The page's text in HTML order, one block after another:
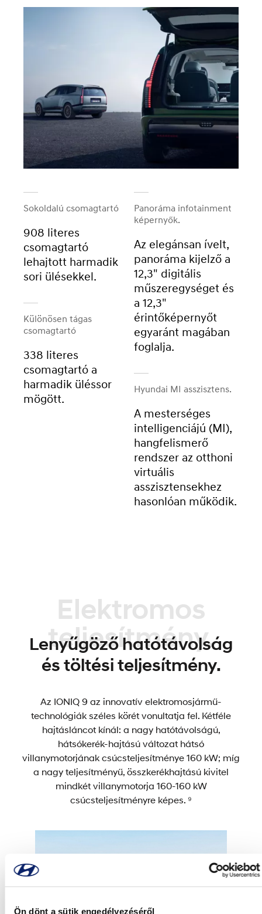
Ön dönt a sütik engedélyezéséről
Sokoldalú csomagtartó
908 literes
csomagtartó
lehajtott harmadik
sori ülésekkel.
Különösen tágas
csomagtartó
338 literes
csomagtartó a
harmadik üléssor
mögött.
Panoráma infotainment
képernyők.
Az elegánsan ívelt,
panoráma kijelző a
12,3" digitális
műszeregységet és
a 12,3"
érintőképernyőt
egyaránt magában
foglalja.
Hyundai MI asszisztens.
A mesterséges
intelligenciájú (MI),
hangfelismerő
rendszer az otthoni
virtuális
asszisztensekhez
hasonlóan működik.
Elektromos
teljesítmény.
Lenyűgöző hatótávolság
és töltési teljesítmény.
Az IONIQ 9 az innovatív elektromosjármű-
technológiák széles körét vonultatja fel. Kétféle
hajtásláncot kínál: a nagy hatótávolságú,
hátsókerék-hajtású változat hátsó
villanymotorjának csúcsteljesítménye 160 kW; míg
a nagy teljesítményű, összkerékhajtású kivitel
mindkét villanymotorja 160-160 kW
csúcsteljesítményre képes. ⁹